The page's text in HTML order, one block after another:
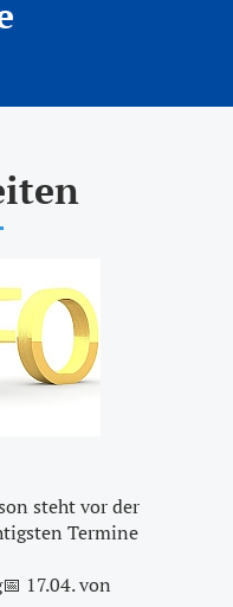
steht vor der
Termine
17.04. von